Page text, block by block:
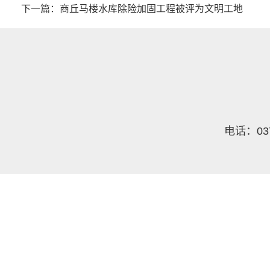
下一篇：商丘马楼水库除险加固工程被评为文明工地
电话：